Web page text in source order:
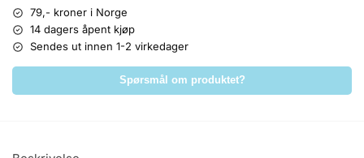
79,- kroner i Norge
14 dagers åpent kjøp
Sendes ut innen 1-2 virkedager
Spørsmål om produktet?